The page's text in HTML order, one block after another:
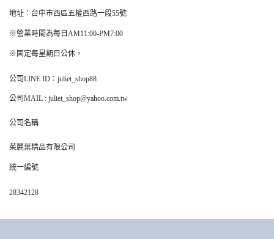
地址：台中市西區五權西路一段55號
※營業時間為每日AM11:00-PM7:00
※固定每星期日公休。
公司LINE ID：juliet_shop88
公司MAIL : juliet_shop@yahoo.com.tw
公司名稱
茱麗葉精品有限公司
統一編號
28342128